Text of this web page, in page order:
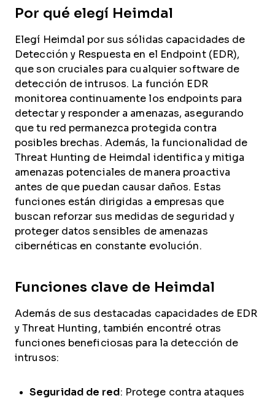
Por qué elegí Heimdal
Elegí Heimdal por sus sólidas capacidades de
Detección y Respuesta en el Endpoint (EDR),
que son cruciales para cualquier software de
detección de intrusos. La función EDR
monitorea continuamente los endpoints para
detectar y responder a amenazas, asegurando
que tu red permanezca protegida contra
posibles brechas. Además, la funcionalidad de
Threat Hunting de Heimdal identifica y mitiga
amenazas potenciales de manera proactiva
antes de que puedan causar daños. Estas
funciones están dirigidas a empresas que
buscan reforzar sus medidas de seguridad y
proteger datos sensibles de amenazas
cibernéticas en constante evolución.
Funciones clave de Heimdal
Además de sus destacadas capacidades de EDR
y Threat Hunting, también encontré otras
funciones beneficiosas para la detección de
intrusos:
Seguridad de red : Protege contra ataques